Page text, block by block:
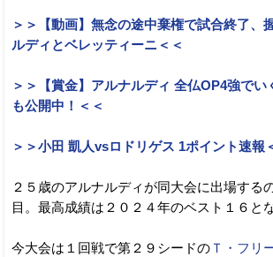
＞＞【動画】無念の途中棄権で試合終了、
ルディとベレッティーニ＜＜
＞＞【賞金】アルナルディ 全仏OP4強でい
も公開中！＜＜
＞＞小田 凱人vsロドリゲス 1ポイント速報
２５歳のアルナルディが同大会に出場する
目。最高成績は２０２４年のベスト１６と
今大会は１回戦で第２９シードの Ｔ・フリ